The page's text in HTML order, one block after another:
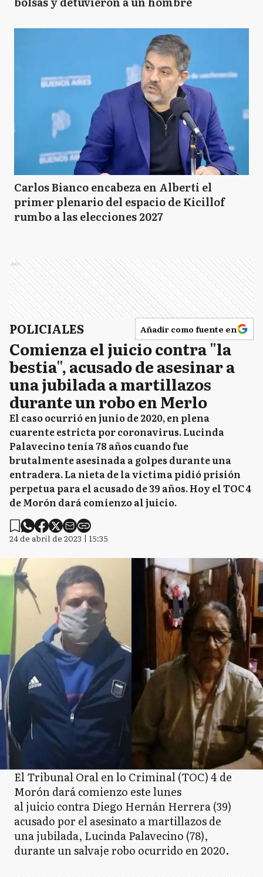
Carlos Bianco encabeza en Alberti el
primer plenario del espacio de Kicillof
rumbo a las elecciones 2027
Ads
POLICIALES Añadir como fuente en
Comienza el juicio contra "la
bestia", acusado de asesinar a
una jubilada a martillazos
durante un robo en Merlo
El caso ocurrió en junio de 2020, en plena
cuarente estricta por coronavirus. Lucinda
Palavecino tenía 78 años cuando fue
brutalmente asesinada a golpes durante una
entradera. La nieta de la víctima pidió prisión
perpetua para el acusado de 39 años. Hoy el TOC 4
de Morón dará comienzo al juicio.
24 de abril de 2023 | 15:35
El Tribunal Oral en lo Criminal (TOC) 4 de
Morón dará comienzo este lunes
al juicio contra Diego Hernán Herrera (39)
acusado por el asesinato a martillazos de
una jubilada, Lucinda Palavecino (78),
durante un salvaje robo ocurrido en 2020.